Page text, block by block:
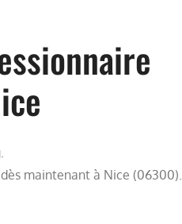
maintenant à Nice (06300).